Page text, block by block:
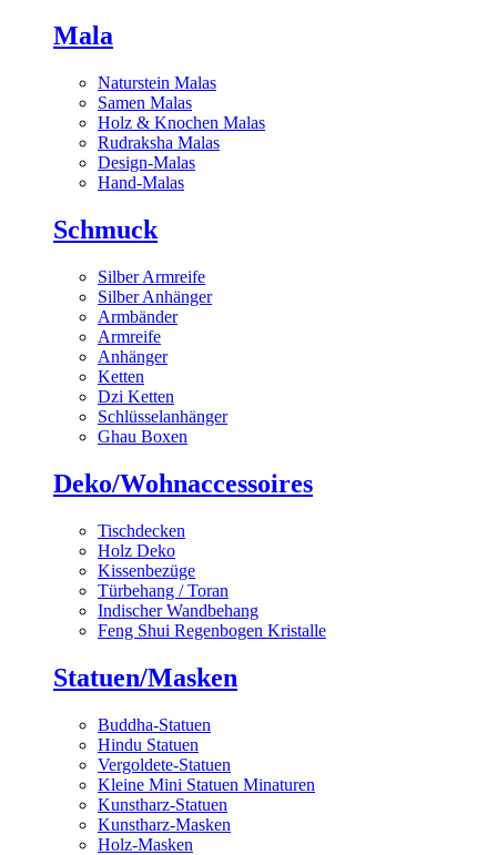
Mala
Naturstein Malas
Samen Malas
Holz & Knochen Malas
Rudraksha Malas
Design-Malas
Hand-Malas
Schmuck
Silber Armreife
Silber Anhänger
Armbänder
Armreife
Anhänger
Ketten
Dzi Ketten
Schlüsselanhänger
Ghau Boxen
Deko/Wohnaccessoires
Tischdecken
Holz Deko
Kissenbezüge
Türbehang / Toran
Indischer Wandbehang
Feng Shui Regenbogen Kristalle
Statuen/Masken
Buddha-Statuen
Hindu Statuen
Vergoldete-Statuen
Kleine Mini Statuen Minaturen
Kunstharz-Statuen
Kunstharz-Masken
Holz-Masken